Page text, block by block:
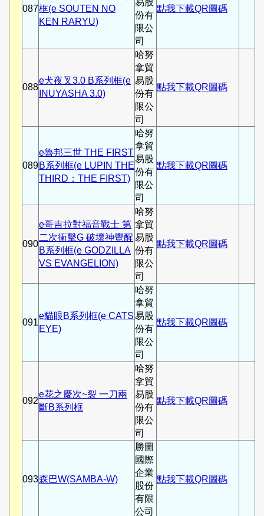
087框(e SOUTEN NO
KEN RARYU)
份有
限公
司
點我下載QR圖碼
088
e犬夜叉3.0 B系列框(e
INUYASHA 3.0)
哈努
拿貿
易股
份有
限公
司
點我下載QR圖碼
089
e魯邦三世 THE FIRST
B系列框(e LUPIN THE
THIRD：THE FIRST)
哈努
拿貿
易股
份有
限公
司
點我下載QR圖碼
090
e哥吉拉對福音戰士 第
二次衝擊G 破壞神覺醒
B系列框(e GODZILLA
VS EVANGELION)
哈努
拿貿
易股
份有
限公
司
點我下載QR圖碼
091
e貓眼B系列框(e CATS
EYE)
哈努
拿貿
易股
份有
限公
司
點我下載QR圖碼
092
e花之慶次~裂 一刀兩
斷B系列框
哈努
拿貿
易股
份有
限公
司
點我下載QR圖碼
093森巴W(SAMBA-W)
勝圖
國際
企業
股份
有限
公司
點我下載QR圖碼